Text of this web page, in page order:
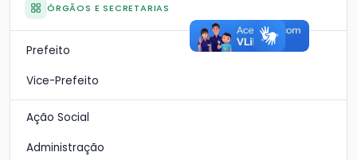
ÓRGÃOS E SECRETARIAS
Prefeito
Vice-Prefeito
Ação Social
Administração